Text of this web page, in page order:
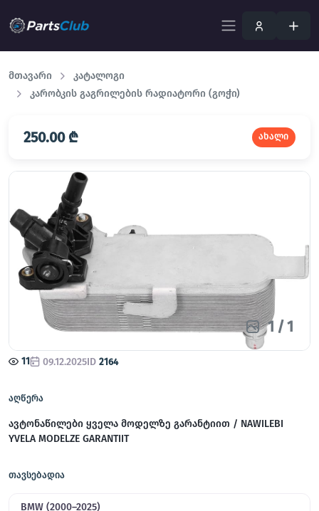
მთავარი
კატალოგი
კარობკის გაგრილების რადიატორი (გოჭი)
250.00 ₾ ახალი
1 /1
11 09.12.2025ID 2164
აღწერა
ავტონაწილები ყველა მოდელზე გარანტიით / NAWILEBI
YVELA MODELZE GARANTIIT
თავსებადია
BMW (2000–2025)